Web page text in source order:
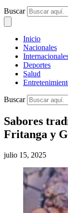
Buscar
Inicio
Nacionales
Deportes
Salud
Buscar
Sabores
Fritanga y
julio 15, 2025